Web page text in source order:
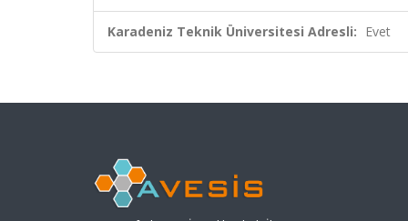
Karadeniz Teknik Üniversitesi Adresli: Evet